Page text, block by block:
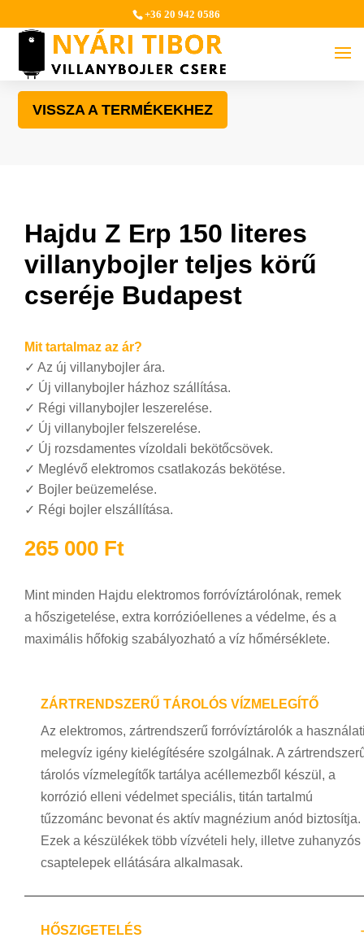
+36 20 942 0586
VISSZA A TERMÉKEKHEZ
Hajdu Z Erp 150 literes
villanybojler teljes körű
cseréje Budapest
Mit tartalmaz az ár?
✓ Az új villanybojler ára.
✓ Új villanybojler házhoz szállítása.
✓ Régi villanybojler leszerelése.
✓ Új villanybojler felszerelése.
✓ Új rozsdamentes vízoldali bekötőcsövek.
✓ Meglévő elektromos csatlakozás bekötése.
✓ Bojler beüzemelése.
✓ Régi bojler elszállítása.
265 000 Ft
Mint minden Hajdu elektromos forróvíztárolónak, remek
a hőszigetelése, extra korrózióellenes a védelme, és a
maximális hőfokig szabályozható a víz hőmérséklete.
ZÁRTRENDSZERŰ TÁROLÓS VÍZMELEGÍTŐ
Az elektromos, zártrendszerű forróvíztárolók a
melegvíz igény kielégítésére szolgálnak. A
tárolós vízmelegítők tartálya acéllemezből készül, a
korrózió elleni védelmet speciális, titán tartalmú
tűzzománc bevonat és aktív magnézium anód biztosítja.
Ezek a készülékek több vízvételi hely, illetve zuhanyzós
csaptelepek ellátására alkalmasak.
HŐSZIGETELÉS